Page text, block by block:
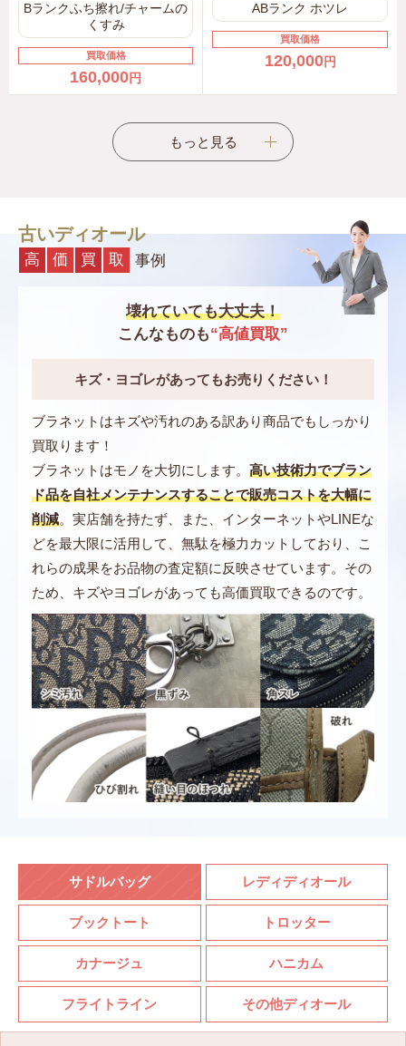
クリスチャン ディオール ボビー Bobby ベビー ロング
スリーブ ワンジー
4SBP53BODR Y407
〜14,000円
クリスチャン ディオール ボビー Bobby ベビー アウト
クリスチャン ディオール レディ ディオール Dior Marin
ière ショートスリーブ セーター
ière カーディガン
〜170,000円
クリスチャン ディオール レディ ディオール Hydrange
a スモールキャンドル
HYF01TDJ3U C800
〜25,000円
クリスチャン ディオール レディ ディオール Dio(r)evol
ution リング
R1009DVOCY D301
〜28,000円
クリスチャン ディオール レディ ディオール Dior Empr
einte ショートブーツ
KDI866CRU S900
〜125,000円
〜15,000円
クリスチャン ディオール レディ ディオール ショート
スリーブ セーター
314S93AM125X 0200
〜95,000円
Bランクふち擦れ/チャームの
くすみ
買取価格
160,000円
ABランク ホツレ
買取価格
120,000円
もっと見る
古いディオール
高 価 買 取 事例
壊れていても大丈夫！
こんなものも“高値買取”
キズ・ヨゴレがあってもお売りください！
ブラネットはキズや汚れのある訳あり商品でもしっかり
買取ります！
ブラネットはモノを大切にします。 高い技術力でブラン
ド品を自社メンテナンスすることで販売コストを大幅に
削減。実店舗を持たず、また、インターネットやLINEな
どを最大限に活用して、無駄を極力カットしており、こ
れらの成果をお品物の査定額に反映させています。その
ため、キズやヨゴレがあっても高価買取できるのです。
サドルバッグ レディディオール
ブックトート トロッター
カナージュ ハニカム
フライトライン その他ディオール